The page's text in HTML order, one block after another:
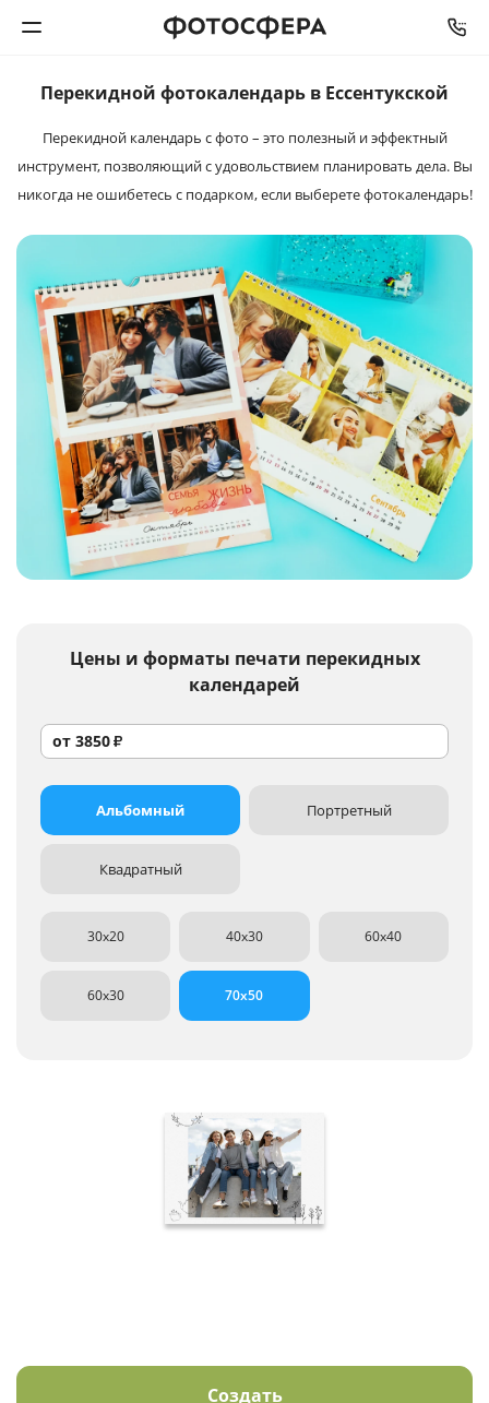
Печать фото
Фотокниги
Интерьерная печать
Фотоподарки
Багетная мастерская
Полиграфия
Услуги и сервис
Магазин
Перекидной фотокалендарь в Ессентукской
Перекидной календарь с фото – это полезный и эффектный
инструмент, позволяющий с удовольствием планировать дела. Вы
никогда не ошибетесь с подарком, если выберете фотокалендарь!
Цены и форматы печати перекидных
календарей
от 3850₽
Альбомный Портретный
Квадратный
30x20 40x30 60x40
60x30 70x50
Создать